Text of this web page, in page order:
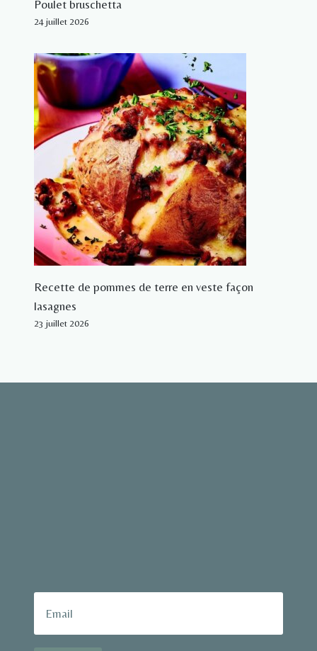
Poulet bruschetta
24 juillet 2026
Recette de pommes de terre en veste façon
lasagnes
23 juillet 2026